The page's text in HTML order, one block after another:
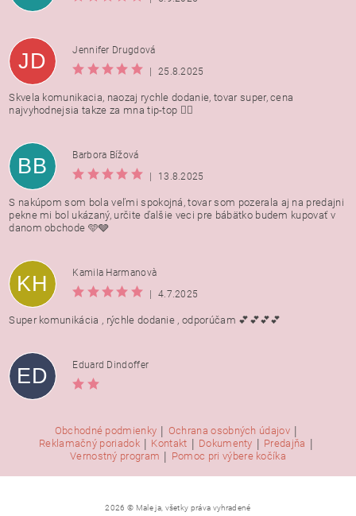
JD
Jennifer Drugdová
|
25.8.2025
Skvela komunikacia, naozaj rychle dodanie, tovar super, cena
najvyhodnejsia takze za mna tip-top 👍🏻
BB
Barbora Bížová
|
13.8.2025
S nakúpom som bola veľmi spokojná, tovar som pozerala aj na predajni
pekne mi bol ukázaný, určite ďalšie veci pre bábätko budem kupovať v
danom obchode 🩵🩶
KH
Kamila Harmanovà
|
4.7.2025
Super komunikácia , rýchle dodanie , odporúčam 💕💕💕💕
ED Eduard Dindoffer
Obchodné podmienky | Ochrana osobných údajov |
Reklamačný poriadok | Kontakt | Dokumenty | Predajňa |
Vernostný program | Pomoc pri výbere kočíka
2026 © Male ja, všetky práva vyhradené